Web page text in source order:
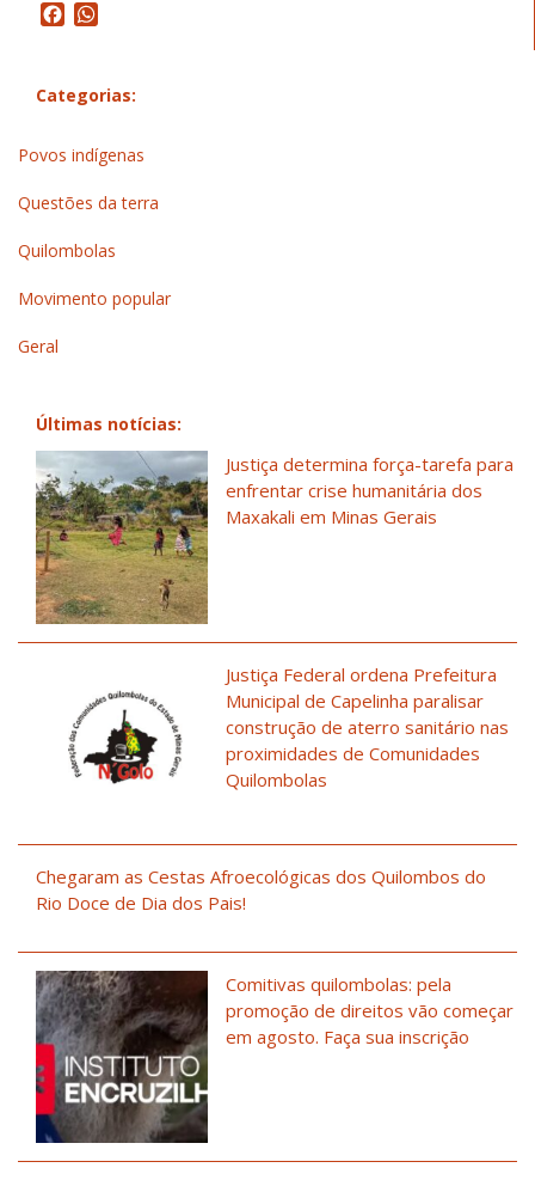
Facebook
Categorias:
Povos indígenas
Questões da terra
Quilombolas
Movimento popular
Geral
Últimas notícias:
Justiça determina força-tarefa para
enfrentar crise humanitária dos
Maxakali em Minas Gerais
Justiça Federal ordena Prefeitura
Municipal de Capelinha paralisar
construção de aterro sanitário nas
proximidades de Comunidades
Quilombolas
Chegaram as Cestas Afroecológicas dos Quilombos do
Rio Doce de Dia dos Pais!
Comitivas quilombolas: pela
promoção de direitos vão começar
em agosto. Faça sua inscrição